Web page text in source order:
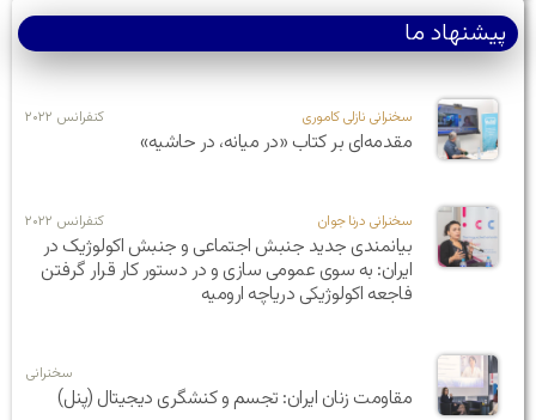
پیشنهاد ما
سخنرانی نازلی کاموری کنفرانس ۲۰۲۲
مقدمه‌ای بر کتاب «در میانه، در حاشیه»
سخنرانی درنا جوان کنفرانس ۲۰۲۲
بیانمندی جدید جنبش اجتماعی و جنبش اکولوژیک در
ایران: به سوی عمومی سازی و در دستور کار قرار گرفتن
فاجعه اکولوژیکی دریاچه ارومیه
سخنرانی
مقاومت زنان ایران: تجسم و کنشگری دیجیتال (پنل)